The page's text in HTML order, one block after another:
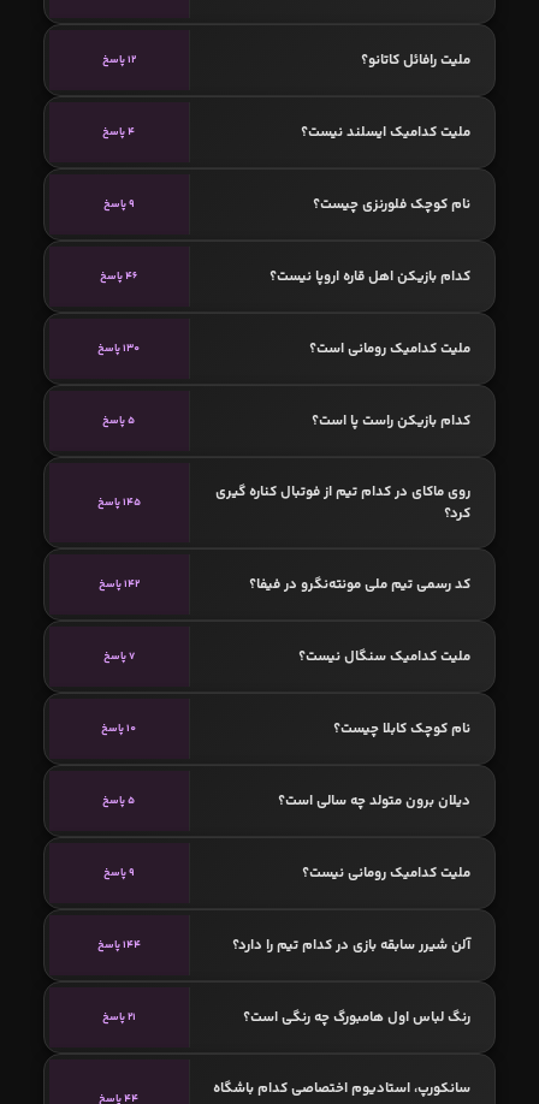
ملیت رافائل کاتانو؟ 12 پاسخ
ملیت کدامیک ایسلند نیست؟ 4 پاسخ
نام کوچک فلورنزی چیست؟ 9 پاسخ
کدام بازیکن اهل قاره اروپا نیست؟ 46 پاسخ
ملیت کدامیک رومانی است؟ 130 پاسخ
کدام بازیکن راست پا است؟ 5 پاسخ
روی ماکای در کدام تیم از فوتبال کناره گیری
کرد؟
145 پاسخ
کد رسمی تیم ملی مونته‌نگرو در فیفا؟ 142 پاسخ
ملیت کدامیک سنگال نیست؟ 7 پاسخ
نام کوچک کابلا چیست؟ 10 پاسخ
دیلان برون متولد چه سالی است؟ 5 پاسخ
ملیت کدامیک رومانی نیست؟ 9 پاسخ
آلن شیرر سابقه بازی در کدام تیم را دارد؟ 144 پاسخ
رنگ لباس اول هامبورگ چه رنگی است؟ 21 پاسخ
سانکورپ، استادیوم اختصاصی کدام باشگاه
44 پاسخ